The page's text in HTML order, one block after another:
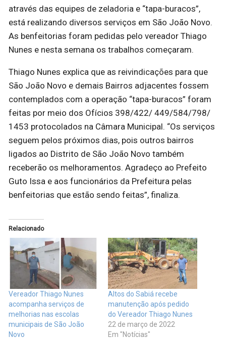
através das equipes de zeladoria e “tapa-buracos”,
está realizando diversos serviços em São João Novo.
As benfeitorias foram pedidas pelo vereador Thiago
Nunes e nesta semana os trabalhos começaram.
Thiago Nunes explica que as reivindicações para que
São João Novo e demais Bairros adjacentes fossem
contemplados com a operação “tapa-buracos” foram
feitas por meio dos Ofícios 398/422/ 449/584/798/
1453 protocolados na Câmara Municipal. “Os serviços
seguem pelos próximos dias, pois outros bairros
ligados ao Distrito de São João Novo também
receberão os melhoramentos. Agradeço ao Prefeito
Guto Issa e aos funcionários da Prefeitura pelas
benfeitorias que estão sendo feitas”, finaliza.
Relacionado
Vereador Thiago Nunes
acompanha serviços de
melhorias nas escolas
municipais de São João
Novo
Altos do Sabiá recebe
manutenção após pedido
do Vereador Thiago Nunes
22 de março de 2022
Em "Notícias"